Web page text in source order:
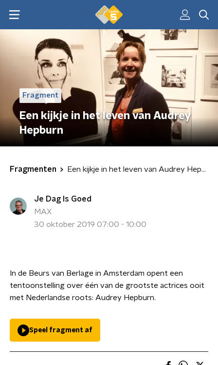
Fragment
Een kijkje in het leven van Audrey
Hepburn
Fragmenten Een kijkje in het leven van Audrey Hepburn
Je Dag Is Goed
MAX
30 oktober 2019 07:00 - 10:00
In de Beurs van Berlage in Amsterdam opent een
tentoonstelling over één van de grootste actrices ooit
met Nederlandse roots: Audrey Hepburn.
Speel fragment af